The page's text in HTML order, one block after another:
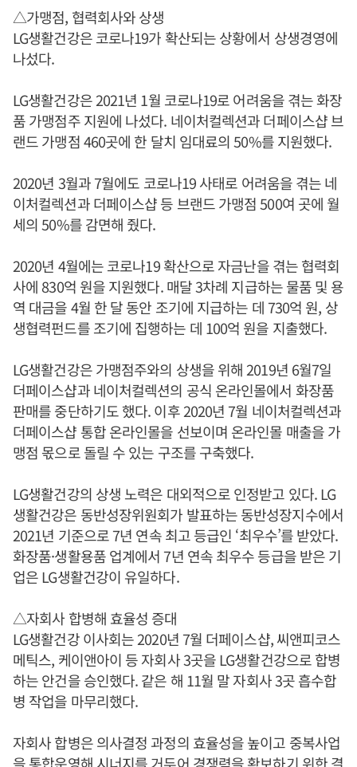
△가맹점, 협력회사와 상생
LG생활건강은 코로나19가 확산되는 상황에서 상생경영에
나섰다.
LG생활건강은 2021년 1월 코로나19로 어려움을 겪는 화장
품 가맹점주 지원에 나섰다. 네이처컬렉션과 더페이스샵 브
랜드 가맹점 460곳에 한 달치 임대료의 50%를 지원했다.
2020년 3월과 7월에도 코로나19 사태로 어려움을 겪는 네
이처컬렉션과 더페이스샵 등 브랜드 가맹점 500여 곳에 월
세의 50%를 감면해 줬다.
2020년 4월에는 코로나19 확산으로 자금난을 겪는 협력회
사에 830억 원을 지원했다. 매달 3차례 지급하는 물품 및 용
역 대금을 4월 한 달 동안 조기에 지급하는 데 730억 원, 상
생협력펀드를 조기에 집행하는 데 100억 원을 지출했다.
LG생활건강은 가맹점주와의 상생을 위해 2019년 6월7일
더페이스샵과 네이처컬렉션의 공식 온라인몰에서 화장품
판매를 중단하기도 했다. 이후 2020년 7월 네이처컬렉션과
더페이스샵 통합 온라인몰을 선보이며 온라인몰 매출을 가
맹점 몫으로 돌릴 수 있는 구조를 구축했다.
LG생활건강의 상생 노력은 대외적으로 인정받고 있다. LG
생활건강은 동반성장위원회가 발표하는 동반성장지수에서
2021년 기준으로 7년 연속 최고 등급인 ‘최우수’를 받았다.
화장품·생활용품 업계에서 7년 연속 최우수 등급을 받은 기
업은 LG생활건강이 유일하다.
△자회사 합병해 효율성 증대
LG생활건강 이사회는 2020년 7월 더페이스샵, 씨앤피코스
메틱스, 케이앤아이 등 자회사 3곳을 LG생활건강으로 합병
하는 안건을 승인했다. 같은 해 11월 말 자회사 3곳 흡수합
병 작업을 마무리했다.
자회사 합병은 의사결정 과정의 효율성을 높이고 중복사업